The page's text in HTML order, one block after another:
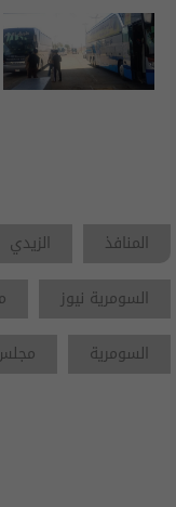
المنافذ الزيدي
السومرية نيوز
السومرية